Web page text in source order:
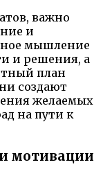
важно
и
мышление
и решения, а
план
создают
желаемых
на пути к
мотивации